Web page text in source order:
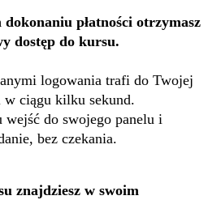
płatności otrzymasz
dostęp do kursu.
logowania trafi do Twojej
ciągu kilku sekund.
wejść do swojego panelu i
bez czekania.
znajdziesz w swoim